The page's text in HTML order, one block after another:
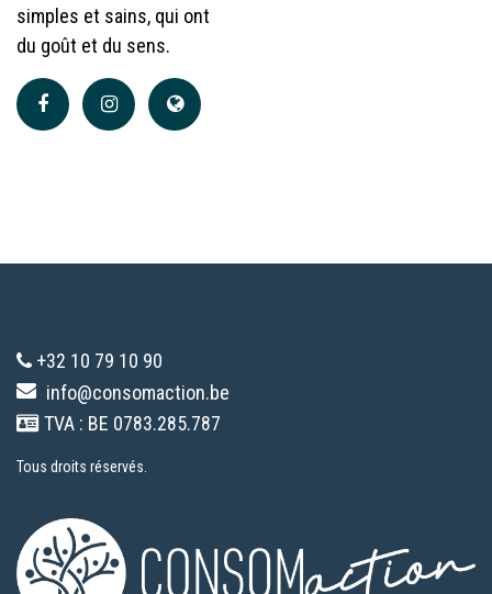
simples et sains, qui ont
du goût et du sens.
+32 10 79 10 90
info@consomaction.be
TVA : BE 0783.285.787
Tous droits réservés.